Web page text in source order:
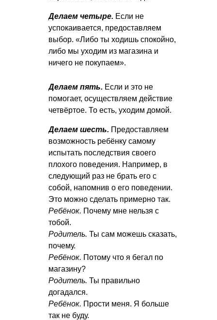
Делаем четыре. Если не
успокаивается, предоставляем
выбор. «Либо ты ходишь спокойно,
либо мы уходим из магазина и
ничего не покупаем».
Делаем пять. Если и это не
помогает, осуществляем действие
четвёртое. То есть, уходим домой.
Делаем шесть. Предоставляем
возможность ребёнку самому
испытать последствия своего
плохого поведения. Например, в
следующий раз не брать его с
собой, напомнив о его поведении.
Это можно сделать примерно так.
Ребёнок. Почему мне нельзя с
тобой.
Родитель. Ты сам можешь сказать,
почему.
Ребёнок. Потому что я бегал по
магазину?
Родитель. Ты правильно
догадался.
Ребёнок. Прости меня. Я больше
так не буду.